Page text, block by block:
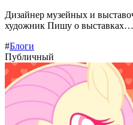
Дизайнер музейных и
художник Пишу о выставках…
#Блоги
Публичный